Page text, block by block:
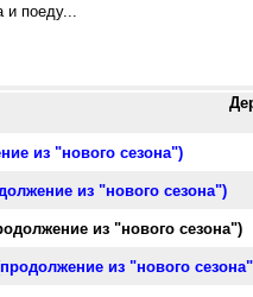
поеду...
из "нового сезона")
из "нового сезона")
из "нового сезона")
из "нового